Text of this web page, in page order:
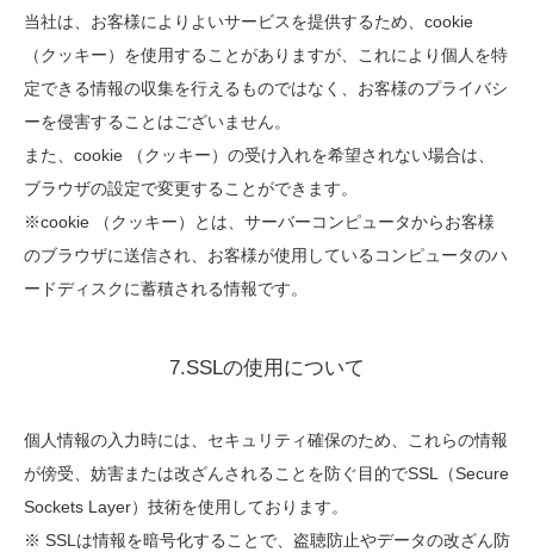
当社は、お客様によりよいサービスを提供するため、cookie
（クッキー）を使用することがありますが、これにより個人を特
定できる情報の収集を行えるものではなく、お客様のプライバシ
ーを侵害することはございません。
また、cookie （クッキー）の受け入れを希望されない場合は、
ブラウザの設定で変更することができます。
※cookie （クッキー）とは、サーバーコンピュータからお客様
のブラウザに送信され、お客様が使用しているコンピュータのハ
ードディスクに蓄積される情報です。
7.SSLの使用について
個人情報の入力時には、セキュリティ確保のため、これらの情報
が傍受、妨害または改ざんされることを防ぐ目的でSSL（Secure
Sockets Layer）技術を使用しております。
※ SSLは情報を暗号化することで、盗聴防止やデータの改ざん防